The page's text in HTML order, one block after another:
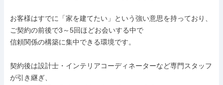
お客様はすでに「家を建てたい」という強い意思を持っており、
ご契約の前後で3～5回ほどお会いする中で
信頼関係の構築に集中できる環境です。
契約後は設計士・インテリアコーディネーターなど専門スタッフ
が引き継ぎ、